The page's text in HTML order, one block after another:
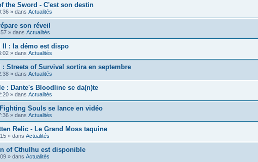
the Sword - C'est son destin
» dans Actualités
son réveil
» dans Actualités
II : la démo est dispo
» dans Actualités
: Streets of Survival sortira en septembre
» dans Actualités
: Dante's Bloodline se da(n)te
» dans Actualités
Souls se lance en vidéo
» dans Actualités
Relic - Le Grand Moss taquine
» dans Actualités
of Cthulhu est disponible
» dans Actualités